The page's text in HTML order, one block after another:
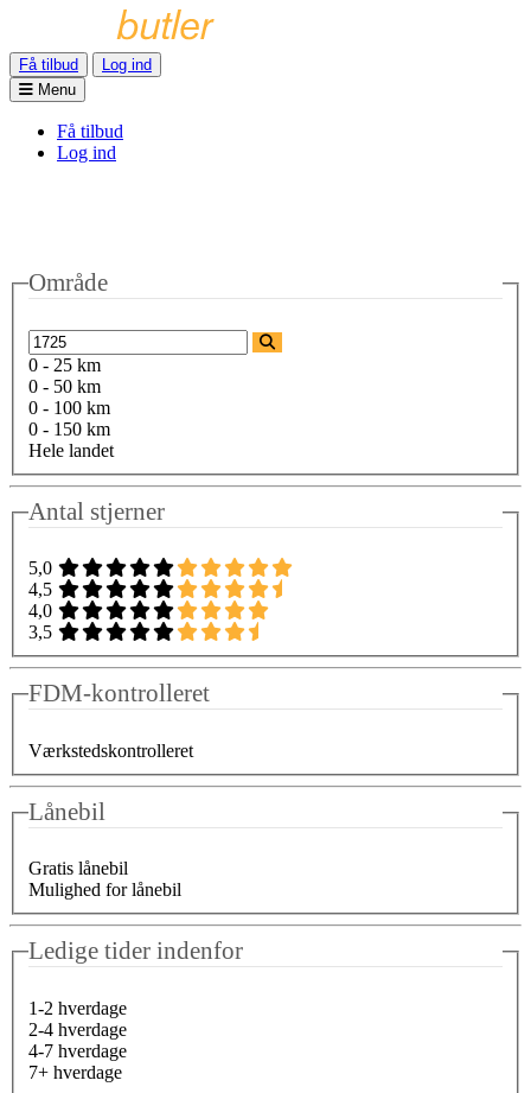
Få tilbud
Log ind
Menu
Få tilbud
Log ind
Område
0 - 25 km
0 - 50 km
0 - 100 km
0 - 150 km
Hele landet
Antal stjerner
5,0
4,5
4,0
3,5
FDM-kontrolleret
Værkstedskontrolleret
Lånebil
Gratis lånebil
Mulighed for lånebil
Ledige tider indenfor
1-2 hverdage
2-4 hverdage
4-7 hverdage
7+ hverdage